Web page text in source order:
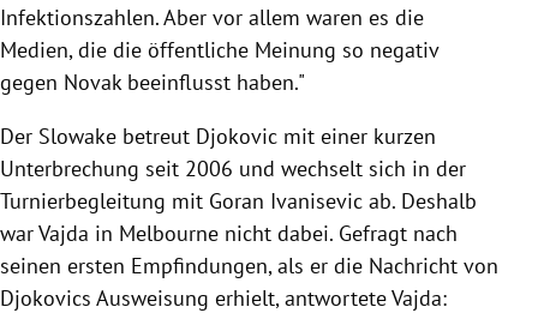
Infektionszahlen. Aber vor allem waren es die
Medien, die die öffentliche Meinung so negativ
gegen Novak beeinflusst haben."
Der Slowake betreut Djokovic mit einer kurzen
Unterbrechung seit 2006 und wechselt sich in der
Turnierbegleitung mit Goran Ivanisevic ab. Deshalb
war Vajda in Melbourne nicht dabei. Gefragt nach
seinen ersten Empfindungen, als er die Nachricht von
Djokovics Ausweisung erhielt, antwortete Vajda: